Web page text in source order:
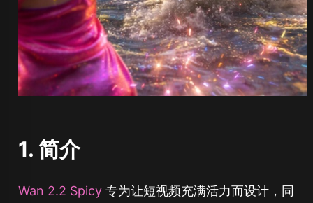
1. 简介
Wan 2.2 Spicy专为让短视频充满活力而设计，同